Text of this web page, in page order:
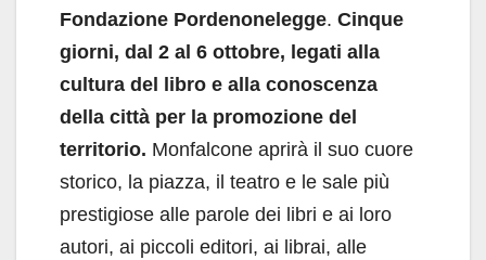
Fondazione Pordenonelegge. Cinque
giorni, dal 2 al 6 ottobre, legati alla
cultura del libro e alla conoscenza
della città per la promozione del
territorio. Monfalcone aprirà il suo cuore
storico, la piazza, il teatro e le sale più
prestigiose alle parole dei libri e ai loro
autori, ai piccoli editori, ai librai, alle